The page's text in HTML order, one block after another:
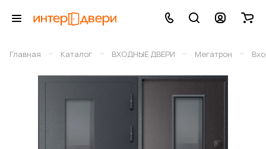
Главная – Каталог – ВХОДНЫЕ ДВЕРИ – Мегатрон –